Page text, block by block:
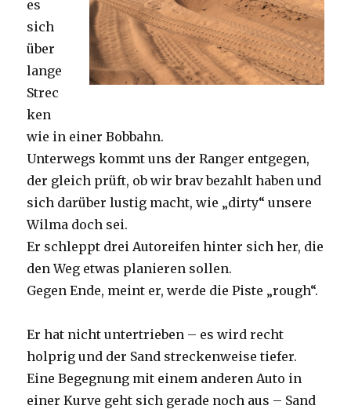
es
sich
über
lange
Strec
ken
wie in einer Bobbahn.
Unterwegs kommt uns der Ranger entgegen,
der gleich prüft, ob wir brav bezahlt haben und
sich darüber lustig macht, wie „dirty“ unsere
Wilma doch sei.
Er schleppt drei Autoreifen hinter sich her, die
den Weg etwas planieren sollen.
Gegen Ende, meint er, werde die Piste „rough“.
Er hat nicht untertrieben – es wird recht
holprig und der Sand streckenweise tiefer.
Eine Begegnung mit einem anderen Auto in
einer Kurve geht sich gerade noch aus – Sand